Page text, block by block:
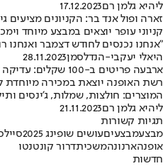
ליהיא גלמן רם17.12.2023
זארה ופול אנד בר: הקניונים מציעים
קניוני עופר יוצאים במבצע מיוחד
"אנחנו נכנסים לחודש דצמבר ואנחנו
היאלי יעקבי-הנדלסמן28.11.2023
ארבעה פריטים ב-100 שקלים: עדיקה מנקה מדפים בגראז' סייל מיוחד
רשת האופנה יוצאת במכירה מיוחדת
המוצרים: חולצות, שמלות, ג'ינסים
ליהיא גלמן רם21.11.2023
תגיות קשורות
מבצעמבצעיםעושים שופינג 2025 סייל
אופנהארנונהמשכיתדרור קונטנטו
חדשות